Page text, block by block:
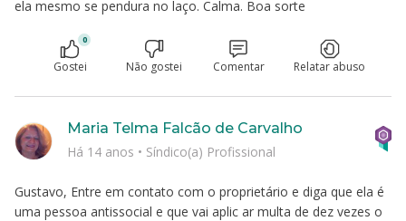
ela mesmo se pendura no laço. Calma. Boa sorte
0
Gostei Não gostei Comentar Relatar abuso
Gustavo, Entre em contato com o proprietário e diga que ela é
uma pessoa antissocial e que vai aplic ar multa de dez vezes o
Maria Telma Falcão de Carvalho
Há 14 anos • Síndico(a) Profissional